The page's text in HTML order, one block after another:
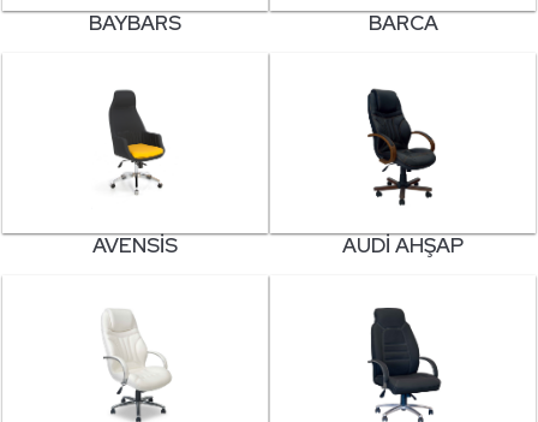
BAYBARS BARCA
AVENSIS AUDI AHŞAP